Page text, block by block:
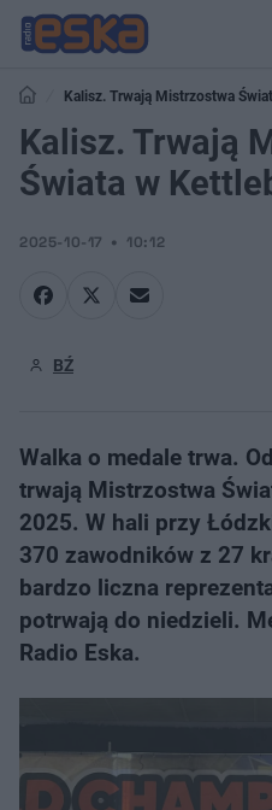
Kalisz. Trwają Mistrzostwa
Kalisz. Trwają
Świata w
2025-10-17 10:12
BŹ
Walka o medale trwa.
trwają Mistrzostwa
2025. W hali przy
370 zawodników z 27
bardzo liczna
potrwają do niedzieli.
Radio Eska.